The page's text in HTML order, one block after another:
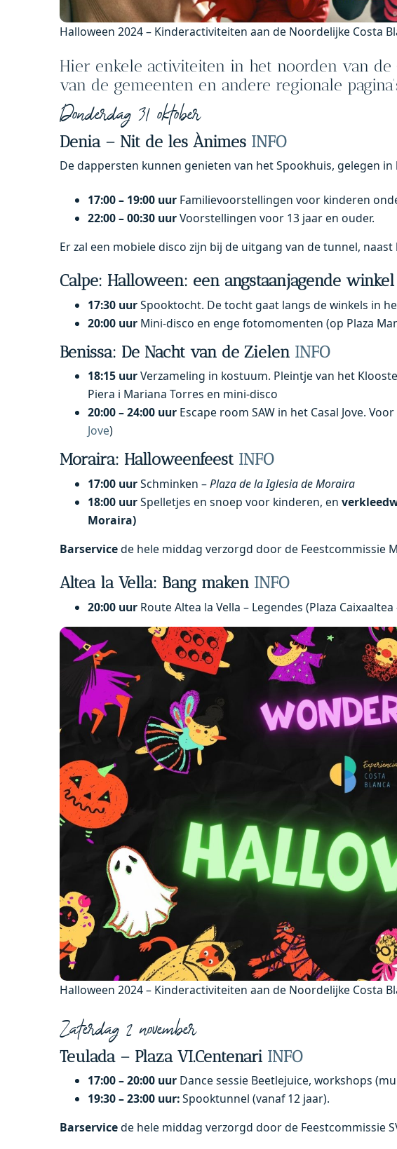
Halloween 2024 – Kinderactiviteiten aan de Noordelijke Costa
Hier enkele activiteiten in het noorden van de
van de gemeenten en andere regionale
Donderdag 31 oktober
Denia – Nit de les Ànimes INFO
De dappersten kunnen genieten van het Spookhuis, gelegen
17:00 – 19:00 uur Familievoorstellingen voor kinderen
22:00 – 00:30 uurVoorstellingen voor 13 jaar en ouder.
Er zal een mobiele disco zijn bij de uitgang van de tunnel,
Calpe: Halloween: een angstaanjagende winkel
17:30 uurSpooktocht. De tocht gaat langs de winkels in
20:00 uur Mini-disco en enge fotomomenten (op Plaza
Benissa: De Nacht van de Zielen INFO
18:15 uurVerzameling in kostuum. Pleintje van het
Piera i Mariana Torres en mini-disco
20:00 – 24:00 uur Escape room SAW in het Casal Jove.
Jove)
Moraira: Halloweenfeest INFO
17:00 uurSchminken –Plaza de la Iglesia de Moraira
18:00 uurSpelletjes en snoep voor kinderen, en
Moraira)
Barservicede hele middag verzorgd door de Feestcommissie
Altea la Vella: Bang maken INFO
20:00 uur Route Altea la Vella – Legendes (Plaza Caixaaltea
Halloween 2024 – Kinderactiviteiten aan de Noordelijke Costa
Zaterdag 2 november
Teulada – Plaza VI.Centenari INFO
17:00 – 20:00 uur Dance sessie Beetlejuice, workshops
19:30 – 23:00 uur:Spooktunnel (vanaf 12 jaar).
Barservicede hele middag verzorgd door de Feestcommissie